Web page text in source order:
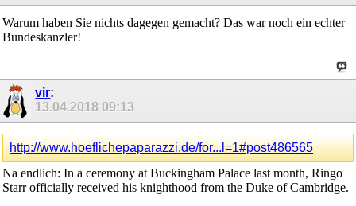
Warum haben Sie nichts dagegen gemacht? Das war noch ein echter
Bundeskanzler!
vir:
13.04.2018 09:13
http://www.hoeflichepaparazzi.de/for...l=1#post486565
Na endlich: In a ceremony at Buckingham Palace last month, Ringo
Starr officially received his knighthood from the Duke of Cambridge.